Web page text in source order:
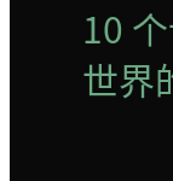
10
世界